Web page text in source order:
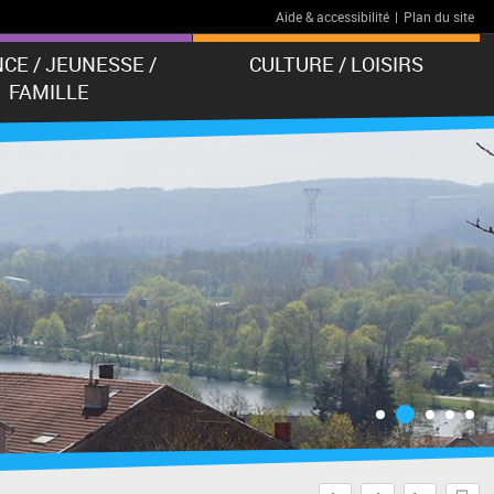
Aide & accessibilité | Plan du site
/ JEUNESSE /
FAMILLE
CULTURE / LOISIRS